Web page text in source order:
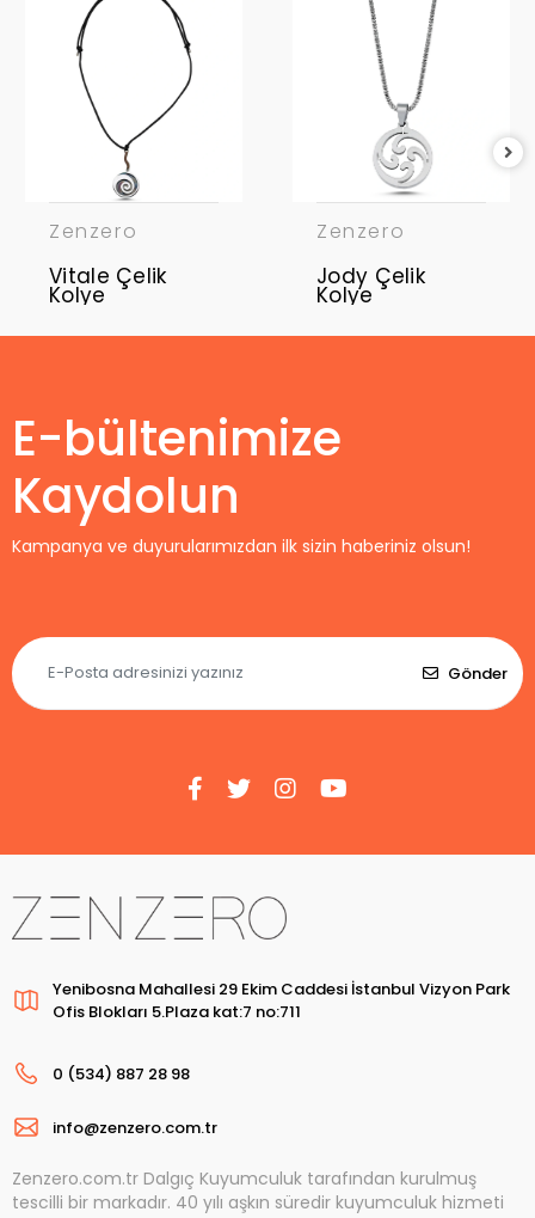
Zenzero
Vitale Çelik
Kolye
Zenzero
Jody Çelik
Kolye
E-bültenimize
Kaydolun
Kampanya ve duyurularımızdan ilk sizin haberiniz olsun!
Gönder
Yenibosna Mahallesi 29 Ekim Caddesi İstanbul Vizyon Park
Ofis Blokları 5.Plaza kat:7 no:711
0 (534) 887 28 98
info@zenzero.com.tr
Zenzero.com.tr Dalgıç Kuyumculuk tarafından kurulmuş
tescilli bir markadır. 40 yılı aşkın süredir kuyumculuk hizmeti